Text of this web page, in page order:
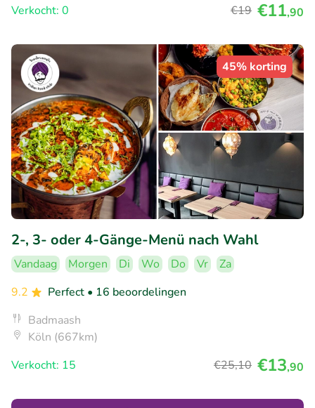
Verkocht: 0 €19 €11,90
45% korting
2-, 3- oder 4-Gänge-Menü nach Wahl
Vandaag Morgen Di Wo Do Vr
Za
9.2
Perfect • 16 beoordelingen
Badmaash
Köln (667km)
Verkocht: 15
€25,10 €13,90